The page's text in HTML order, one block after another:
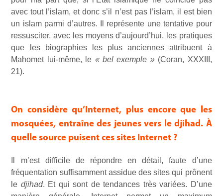
avec tout l’islam, et donc s’il n’est pas l’islam, il est bien
un islam parmi d’autres. Il représente une tentative pour
ressusciter, avec les moyens d’aujourd’hui, les pratiques
que les biographies les plus anciennes attribuent à
Mahomet lui-même, le « bel exemple »(Coran, XXXIII,
21).
On considère qu’Internet, plus encore que les
mosquées, entraîne des jeunes vers le djihad. À
quelle source puisent ces sites Internet ?
Il m’est difficile de répondre en détail, faute d’une
fréquentation suffisamment assidue des sites qui prônent
le djihad. Et qui sont de tendances très variées. D’une